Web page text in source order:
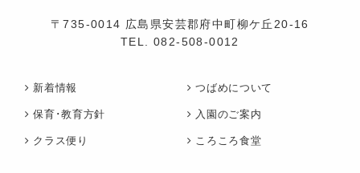
〒735-0014 広島県安芸郡府中町柳ケ丘20-16
TEL.082-508-0012
新着情報 つばめについて
保育･教育方針 入園のご案内
クラス便り ころころ食堂